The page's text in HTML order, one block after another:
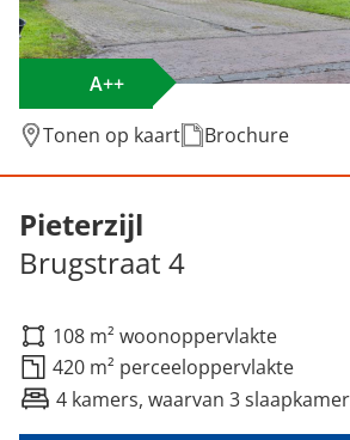
A++
Tonen op kaart
Brochure
Verkocht: Brugstraat 4,
Pieterzijl
Brugstraat 4
108 m² woonoppervlakte
420 m² perceeloppervlakte
4 kamers, waarvan 3